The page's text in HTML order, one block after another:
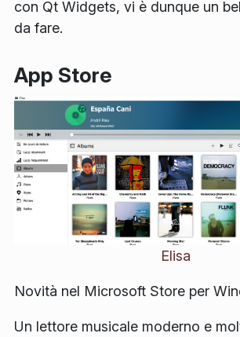
con Qt Widgets, vi è dunque un
da fare.
App Store
Elisa
Novità nel Microsoft Store per
Un lettore musicale moderno e